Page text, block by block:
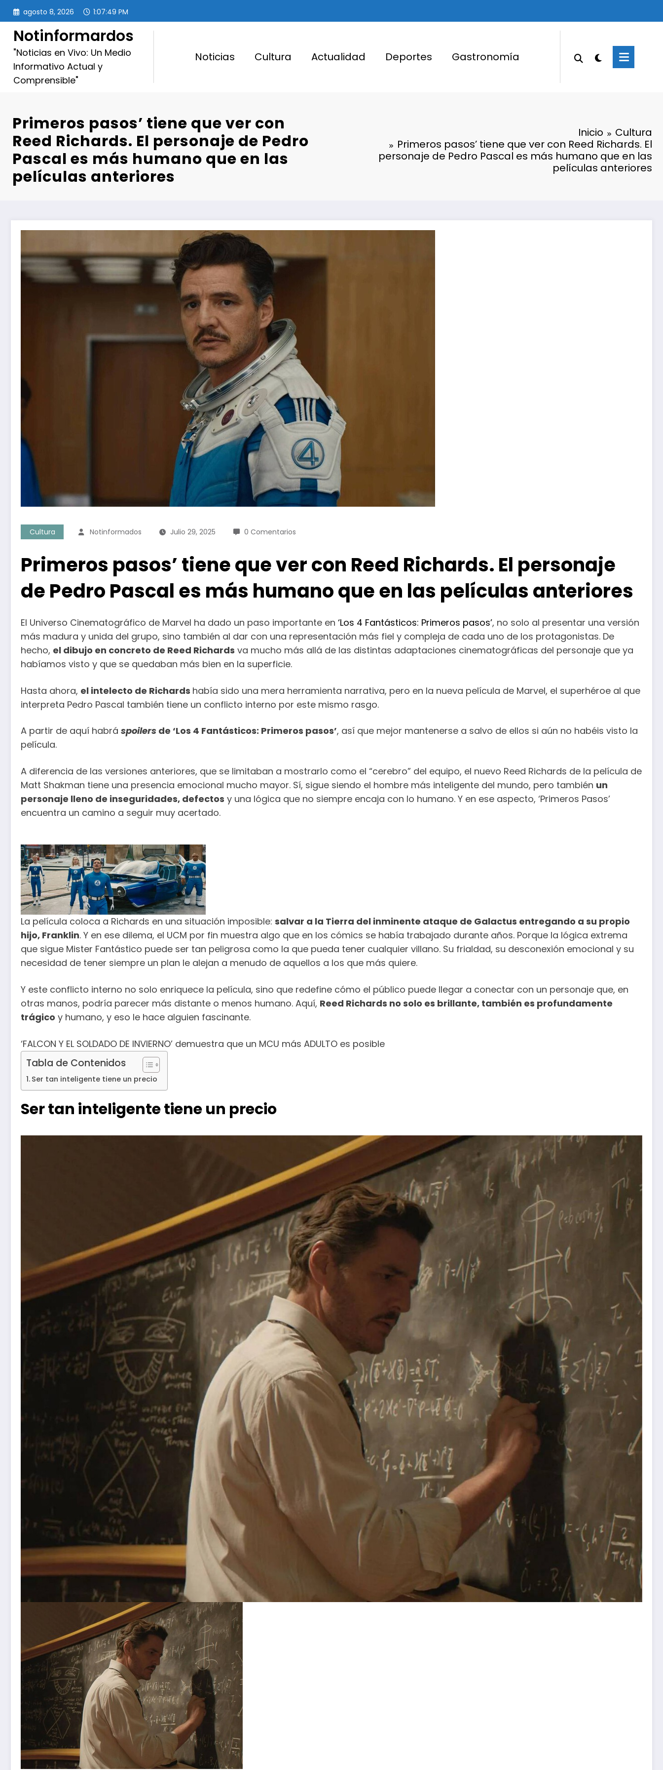
Saltar
contenido
agosto 8, 2026 1:07:50 PM
Notinformardos
"Noticias en Vivo: Un Medio
Informativo Actual y
Comprensible"
Noticias Cultura Actualidad Deportes Gastronomía
Primeros pasos’ tiene que ver con
Reed Richards. El personaje de Pedro
Pascal es más humano que en las
películas anteriores
Inicio
Cultura
Primeros pasos’ tiene que ver con Reed Richards. El
personaje de Pedro Pascal es más humano que en las
películas anteriores
Cultura Notinformados Julio 29, 2025 0 Comentarios
Primeros pasos’ tiene que ver con Reed Richards. El personaje
de Pedro Pascal es más humano que en las películas anteriores
El Universo Cinematográfico de Marvel ha dado un paso importante en ‘Los 4 Fantásticos: Primeros pasos’, no solo al presentar una versión
más madura y unida del grupo, sino también al dar con una representación más fiel y compleja de cada uno de los protagonistas. De
hecho, el dibujo en concreto de Reed Richards va mucho más allá de las distintas adaptaciones cinematográficas del personaje que ya
habíamos visto y que se quedaban más bien en la superficie.
Hasta ahora, el intelecto de Richards había sido una mera herramienta narrativa, pero en la nueva película de Marvel, el superhéroe al que
interpreta Pedro Pascal también tiene un conflicto interno por este mismo rasgo.
A partir de aquí habrá spoilers de ‘Los 4 Fantásticos: Primeros pasos’, así que mejor mantenerse a salvo de ellos si aún no habéis visto la
película.
A diferencia de las versiones anteriores, que se limitaban a mostrarlo como el “cerebro” del equipo, el nuevo Reed Richards de la película de
Matt Shakman tiene una presencia emocional mucho mayor. Sí, sigue siendo el hombre más inteligente del mundo, pero también un
personaje lleno de inseguridades, defectos y una lógica que no siempre encaja con lo humano. Y en ese aspecto, ‘Primeros Pasos’
encuentra un camino a seguir muy acertado.
La película coloca a Richards en una situación imposible: salvar a la Tierra del inminente ataque de Galactus entregando a su propio
hijo, Franklin. Y en ese dilema, el UCM por fin muestra algo que en los cómics se había trabajado durante años. Porque la lógica extrema
que sigue Mister Fantástico puede ser tan peligrosa como la que pueda tener cualquier villano. Su frialdad, su desconexión emocional y su
necesidad de tener siempre un plan le alejan a menudo de aquellos a los que más quiere.
Y este conflicto interno no solo enriquece la película, sino que redefine cómo el público puede llegar a conectar con un personaje que, en
otras manos, podría parecer más distante o menos humano. Aquí, Reed Richards no solo es brillante, también es profundamente
trágico y humano, y eso le hace alguien fascinante.
‘FALCON Y EL SOLDADO DE INVIERNO’ demuestra que un MCU más ADULTO es posible
Tabla de Contenidos
Ser tan inteligente tiene un precio
Ser tan inteligente tiene un precio